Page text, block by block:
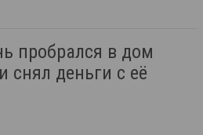
пробрался в дом
снял деньги с её